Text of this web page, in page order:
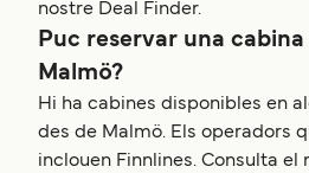
nostre Deal Finder.
Puc reservar una
Malmö?
Hi ha cabines disponibles en
des de Malmö. Els operadors
inclouen Finnlines. Consulta el